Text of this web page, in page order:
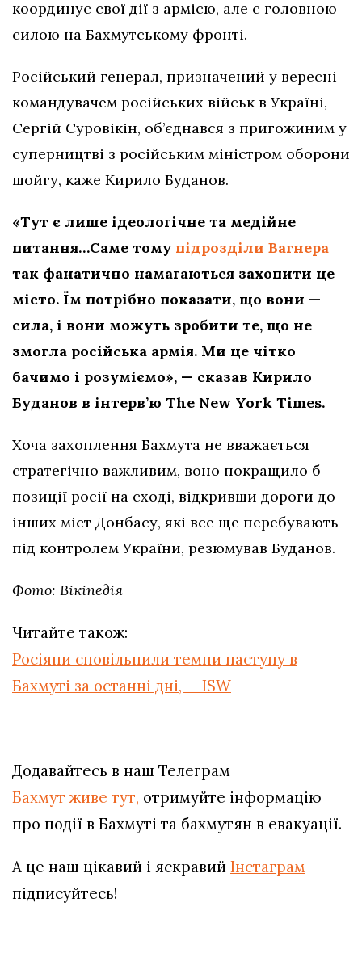
координує свої дії з армією, але є головною
силою на Бахмутському фронті.
Російський генерал, призначений у вересні
командувачем російських військ в Україні,
Сергій Суровікін, об’єднався з пригожиним у
суперництві з російським міністром оборони
шойгу, каже Кирило Буданов.
«Тут є лише ідеологічне та медійне
питання…Саме тому підрозділи Вагнера
так фанатично намагаються захопити це
місто. Їм потрібно показати, що вони —
сила, і вони можуть зробити те, що не
змогла російська армія. Ми це чітко
бачимо і розуміємо», — сказав Кирило
Буданов в інтерв’ю The New York Times.
Хоча захоплення Бахмута не вважається
стратегічно важливим, воно покращило б
позиції росії на сході, відкривши дороги до
інших міст Донбасу, які все ще перебувають
під контролем України, резюмував Буданов.
Фото: Вікіпедія
Читайте також:
Росіяни сповільнили темпи наступу в
Бахмуті за останні дні, — ISW
Додавайтесь в наш Телеграм
Бахмут живе тут, отримуйте інформацію
про події в Бахмуті та бахмутян в евакуації.
А це наш цікавий і яскравий Інстаграм –
підписуйтесь!